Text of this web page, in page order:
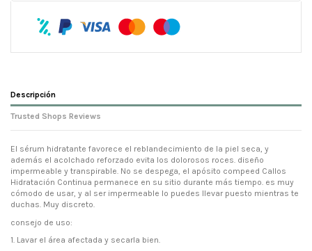
Descripción
Trusted Shops Reviews
El sérum hidratante favorece el reblandecimiento de la piel seca, y
además el acolchado reforzado evita los dolorosos roces. diseño
impermeable y transpirable. No se despega, el apósito compeed Callos
Hidratación Continua permanece en su sitio durante más tiempo. es muy
cómodo de usar, y al ser impermeable lo puedes llevar puesto mientras te
duchas. Muy discreto.
consejo de uso:
1. Lavar el área afectada y secarla bien.